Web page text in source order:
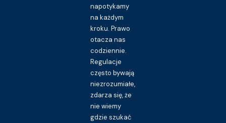
napotykamy
na każdym
kroku. Prawo
otacza nas
codziennie.
Regulacje
często bywają
niezrozumiałe,
zdarza się, że
nie wiemy
gdzie szukać